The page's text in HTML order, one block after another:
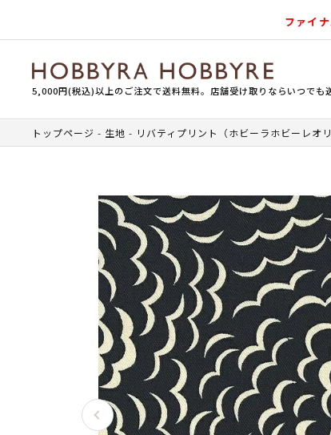
ファイ
5,000円(税込)以上のご注文で送料無料。店舗受け取りならいつでも
トップページ 生地 リバティプリント（ホビーラホビーレオリ